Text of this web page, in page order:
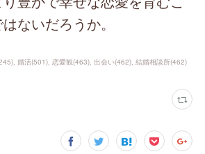
ないだろうか。
) 婚活(501) 恋愛観(463) 出会い(462) 結婚相談所(462)